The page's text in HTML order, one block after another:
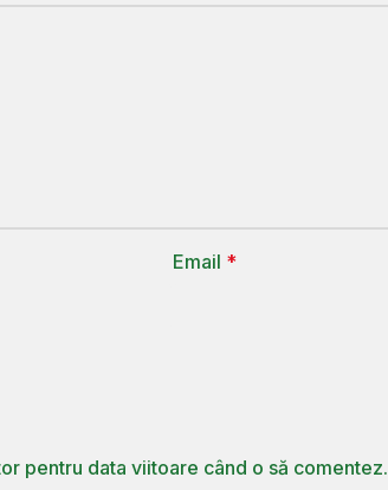
Email *
pentru data viitoare când o să comentez.